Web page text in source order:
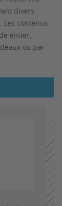
divers
Les contenus
entier,
ou par